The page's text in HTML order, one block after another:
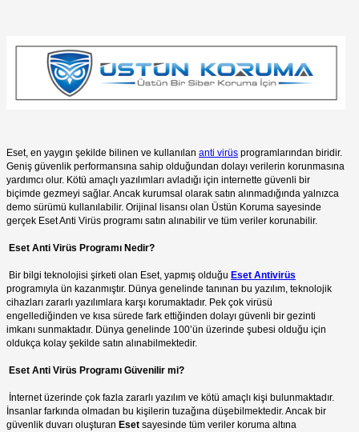
Eset, en yaygın şekilde bilinen ve kullanılan anti virüs programlarından biridir.
Geniş güvenlik performansına sahip olduğundan dolayı verilerin korunmasına
yardımcı olur. Kötü amaçlı yazılımları avladığı için internette güvenli bir
biçimde gezmeyi sağlar. Ancak kurumsal olarak satın alınmadığında yalnızca
demo sürümü kullanılabilir. Orijinal lisansı olan Üstün Koruma sayesinde
gerçek Eset Anti Virüs programı satın alınabilir ve tüm veriler korunabilir.
Eset Anti Virüs Programı Nedir?
Bir bilgi teknolojisi şirketi olan Eset, yapmış olduğu Eset Antivirüs
programıyla ün kazanmıştır. Dünya genelinde tanınan bu yazılım, teknolojik
cihazları zararlı yazılımlara karşı korumaktadır. Pek çok virüsü
engellediğinden ve kısa sürede fark ettiğinden dolayı güvenli bir gezinti
imkanı sunmaktadır. Dünya genelinde 100’ün üzerinde şubesi olduğu için
oldukça kolay şekilde satın alınabilmektedir.
Eset Anti Virüs Programı Güvenilir mi?
İnternet üzerinde çok fazla zararlı yazılım ve kötü amaçlı kişi bulunmaktadır.
İnsanlar farkında olmadan bu kişilerin tuzağına düşebilmektedir. Ancak bir
güvenlik duvarı oluşturan Eset sayesinde tüm veriler koruma altına